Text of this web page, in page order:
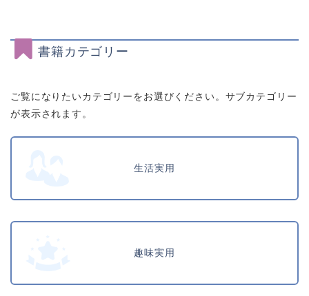
書籍カテゴリー
ご覧になりたいカテゴリーをお選びください。サブカテゴリー
が表示されます。
生活実用
趣味実用